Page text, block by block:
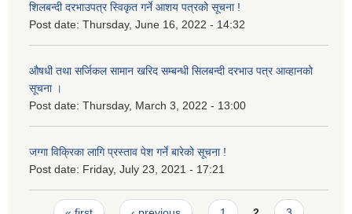
शिलबन्दी दरभाउपत्र स्विकृत गर्ने आशय पत्रको सूचना !
Post date: Thursday, June 16, 2022 - 14:32
औषधी तथा सर्जिकल सामान खरिद सम्बन्धी सिलबन्दी दरभाउ पत्र आव्हानको
सूचना ।
Post date: Thursday, March 3, 2022 - 13:00
जग्गा विक्रिका लागि प्रस्ताव पेश गर्ने बारेको सूचना !
Post date: Friday, July 23, 2021 - 17:21